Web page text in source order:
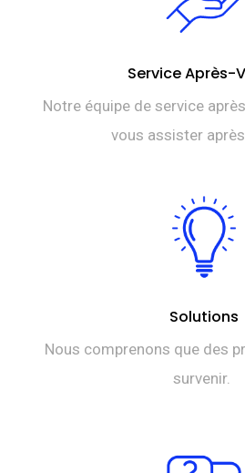
Service Après-
Notre équipe de service
vous assister après
Solutions
Nous comprenons que des
survenir.